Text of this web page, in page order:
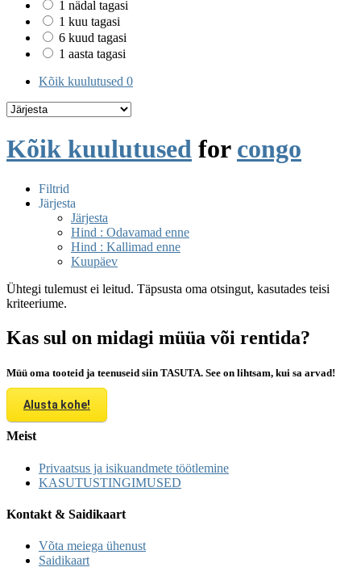
1 nädal tagasi
1 kuu tagasi
6 kuud tagasi
1 aasta tagasi
Kõik kuulutused 0
Kõik kuulutused for congo
Filtrid
Järjesta
Järjesta
Hind : Odavamad enne
Hind : Kallimad enne
Kuupäev
Ühtegi tulemust ei leitud. Täpsusta oma otsingut, kasutades teisi
kriteeriume.
Kas sul on midagi müüa või rentida?
Müü oma tooteid ja teenuseid siin TASUTA. See on lihtsam, kui sa arvad!
Alusta kohe!
Meist
Privaatsus ja isikuandmete töötlemine
KASUTUSTINGIMUSED
Kontakt & Saidikaart
Võta meiega ühenust
Saidikaart